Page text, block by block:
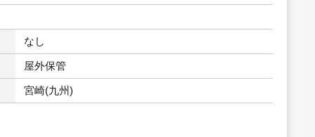
なし
屋外保管
宮崎(九州)